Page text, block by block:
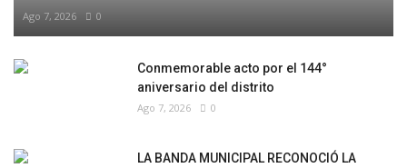
Ago 7, 2026 0
Conmemorable acto por el 144°
aniversario del distrito
Ago 7, 2026 0
LA BANDA MUNICIPAL RECONOCIÓ LA